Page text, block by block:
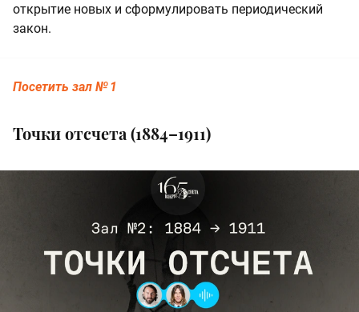
открытие новых и сформулировать периодический
закон.
Посетить зал № 1
Точки отсчета (1884–1911)